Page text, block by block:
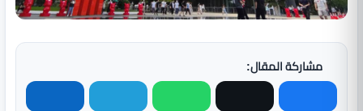
مشاركة المقال: